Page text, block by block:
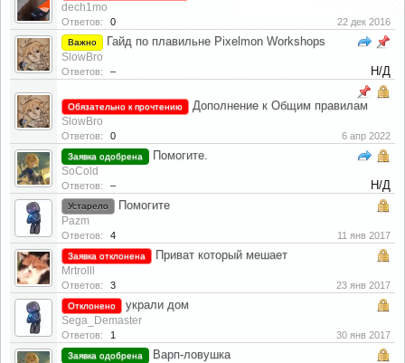
dech1mo
Ответов: 0 22 дек 2016
Важно Гайд по плавильне Pixelmon Workshops
SlowBro
Ответов: – Н/Д
Обязательно к прочтению Дополнение к Общим правилам
SlowBro
Ответов: 0 6 апр 2022
Заявка одобрена Помогите.
SoCold
Ответов: – Н/Д
Устарело Помогите
Pazm
Ответов: 4 11 янв 2017
Заявка отклонена Приват который мешает
Mrtrolll
Ответов: 3 23 янв 2017
Отклонено украли дом
Sega_Demaster
Ответов: 1 30 янв 2017
Заявка одобрена Варп-ловушка